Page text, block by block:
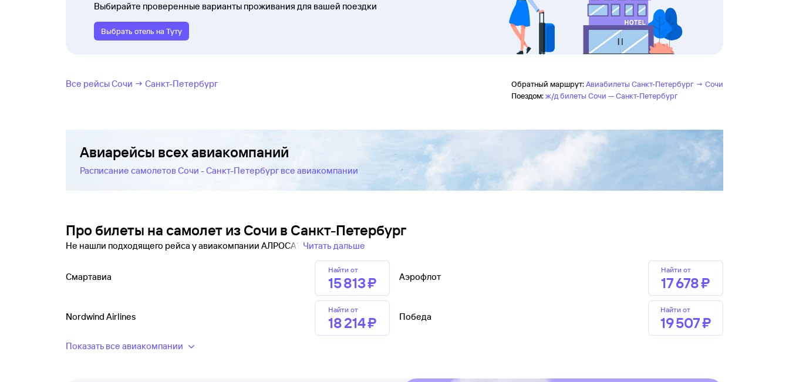
Выбирайте проверенные варианты проживания для вашей поездки
Выбрать отель на Туту
Все рейсы Сочи → Санкт-Петербург Обратный маршрут:Авиабилеты Санкт-Петербург → Сочи
Поездом:ж/д билеты Сочи — Санкт-Петербург
Авиарейсы всех авиакомпаний
Расписание самолетов Сочи - Санкт-Петербург все авиакомпании
Про билеты на самолет из Сочи в Санкт-Петербург
Не нашли подходящего рейса у авиакомпании АЛРОСА? Читать дальше
Смартавиа
Найти от
15 ⁠813 ⁠₽ Аэрофлот
Найти от
17 ⁠678 ⁠₽
Nordwind Airlines
Найти от
18 ⁠214 ⁠₽ Победа
Найти от
19 ⁠507 ⁠₽
Показать все авиакомпании